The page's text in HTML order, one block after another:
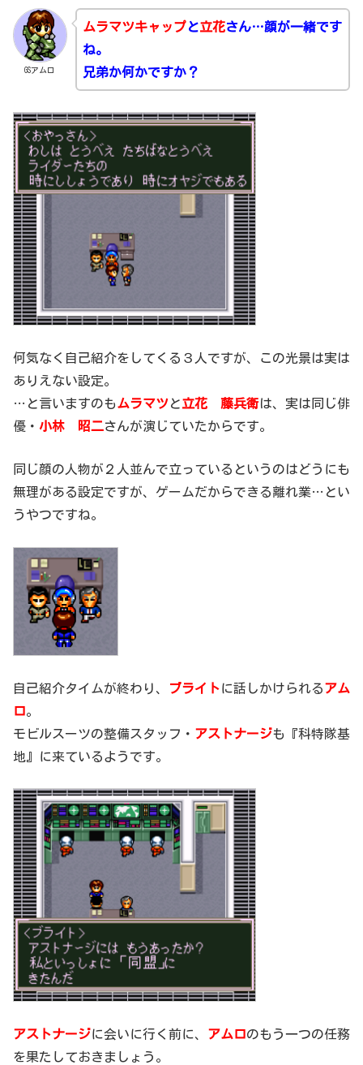
GSアムロ
ムラマツキャップと立花さん…顔が一緒です
ね。
兄弟か何かですか？
何気なく自己紹介をしてくる３人ですが、この光景は実は
ありえない設定。
…と言いますのもムラマツと立花 藤兵衛は、実は同じ俳
優・ 小林 昭二さんが演じていたからです。
同じ顔の人物が２人並んで立っているというのはどうにも
無理がある設定ですが、ゲームだからできる離れ業…とい
うやつですね。
自己紹介タイムが終わり、 ブライトに話しかけられるアム
ロ 。
モビルスーツの整備スタッフ・ アストナージも『科特隊基
地』に来ているようです。
アストナージに会いに行く前に、 アムロ のもう一つの任務
を果たしておきましょう。